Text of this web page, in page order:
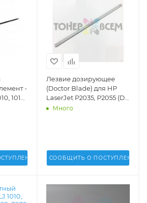
-
1012,
Inc.) -
Лезвие дозирующее
(Doctor Blade) для HP
LaserJet P2035, P2055 (DV
Inc.) - DV-DB-HP2035
Много
СООБЩИТЬ О ПОСТУПЛЕНИИ